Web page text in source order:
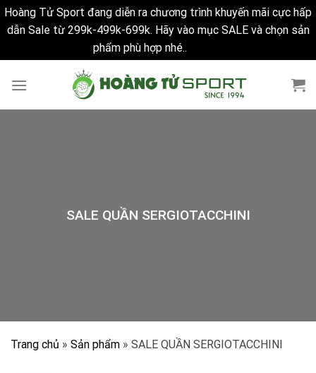
Hoàng Tử Sport đang diễn ra chương trình khuyến mãi cực hấp
dẫn Sale từ 299k-499k-699k. Hãy vào mục SALE và chọn sản
phẩm phù hợp nhé..
SALE QUẦN SERGIOTACCHINI
Trang chủ » Sản phẩm » SALE QUẦN SERGIOTACCHINI